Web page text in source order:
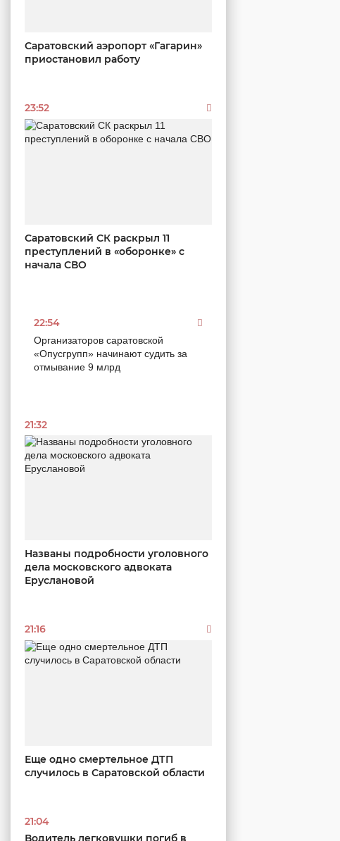
Саратовский аэропорт «Гагарин»
приостановил работу
23:52
Саратовский СК раскрыл 11
преступлений в «оборонке» с
начала СВО
22:54
Организаторов саратовской
«Опусгрупп» начинают судить за
отмывание 9 млрд
21:32
Названы подробности уголовного
дела московского адвоката
Еруслановой
21:16
Еще одно смертельное ДТП
случилось в Саратовской области
21:04
Водитель легковушки погиб в